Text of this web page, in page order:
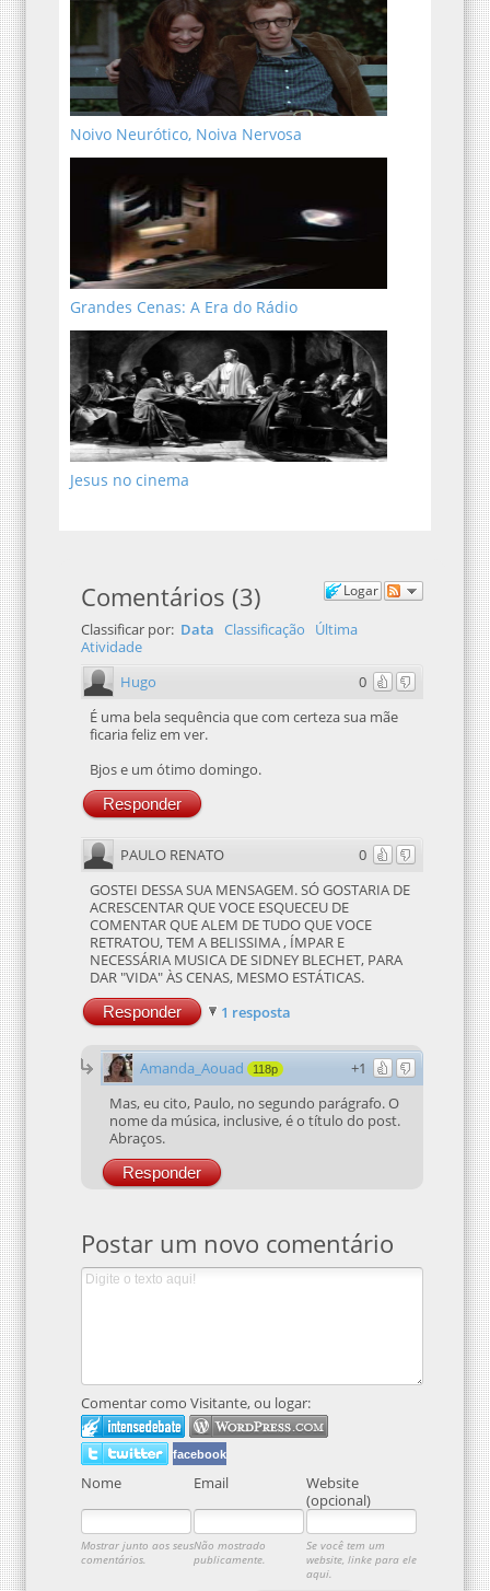
Noivo Neurótico, Noiva Nervosa
Grandes Cenas: A Era do Rádio
Jesus no cinema
Logar
Comentários (3)
Classificar por: Data Classificação
Última
Atividade
0
Hugo
É uma bela sequência que com certeza sua mãe
ficaria feliz em ver.
Bjos e um ótimo domingo.
Responder
0
PAULO RENATO
GOSTEI DESSA SUA MENSAGEM. SÓ GOSTARIA DE
ACRESCENTAR QUE VOCE ESQUECEU DE
COMENTAR QUE ALEM DE TUDO QUE VOCE
RETRATOU, TEM A BELISSIMA , ÍMPAR E
NECESSÁRIA MUSICA DE SIDNEY BLECHET, PARA
DAR "VIDA" ÀS CENAS, MESMO ESTÁTICAS.
Responder 1 resposta
+1
Amanda_Aouad 118p
Mas, eu cito, Paulo, no segundo parágrafo. O
nome da música, inclusive, é o título do post.
Abraços.
Responder
Postar um novo comentário
Comentar como Visitante, ou logar:
facebook
Nome Email
Website
(opcional)
Mostrar junto aos seus
comentários.
Não mostrado
publicamente.
Se você tem um
website, linke para ele
aqui.